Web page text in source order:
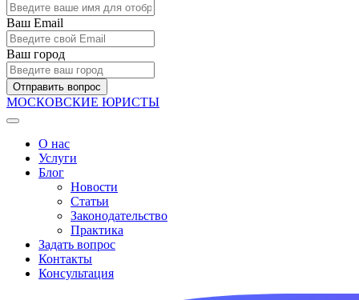
Ваш Email
Ваш город
Отправить вопрос
МОСКОВСКИЕ ЮРИСТЫ
О нас
Услуги
Блог
Новости
Статьи
Законодательство
Практика
Задать вопрос
Контакты
Консультация